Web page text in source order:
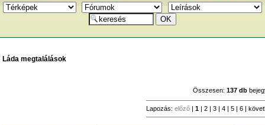
Láda megtalálások
Összesen:137 db
Lapozás:előző |1 | 2 | 3 | 4 | 5 | 6 |